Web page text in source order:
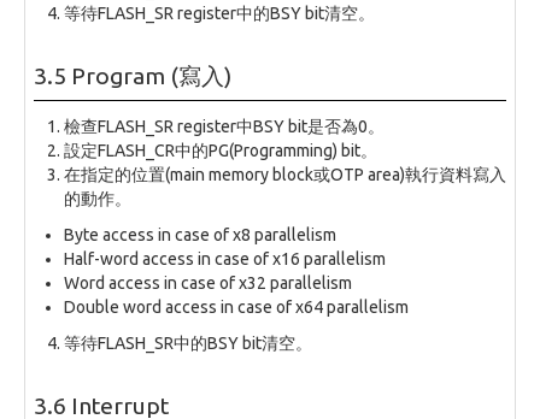
等待FLASH_SR register中的BSY bit清空。
3.5 Program (寫入)
檢查FLASH_SR register中BSY bit是否為0。
設定FLASH_CR中的PG(Programming) bit。
在指定的位置(main memory block或OTP area)執行資料寫入
的動作。
Byte access in case of x8 parallelism
Half-word access in case of x16 parallelism
Word access in case of x32 parallelism
Double word access in case of x64 parallelism
等待FLASH_SR中的BSY bit清空。
3.6 Interrupt